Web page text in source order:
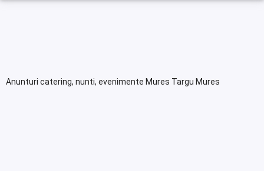
Anunturi catering, nunti, evenimente Mures Targu Mures